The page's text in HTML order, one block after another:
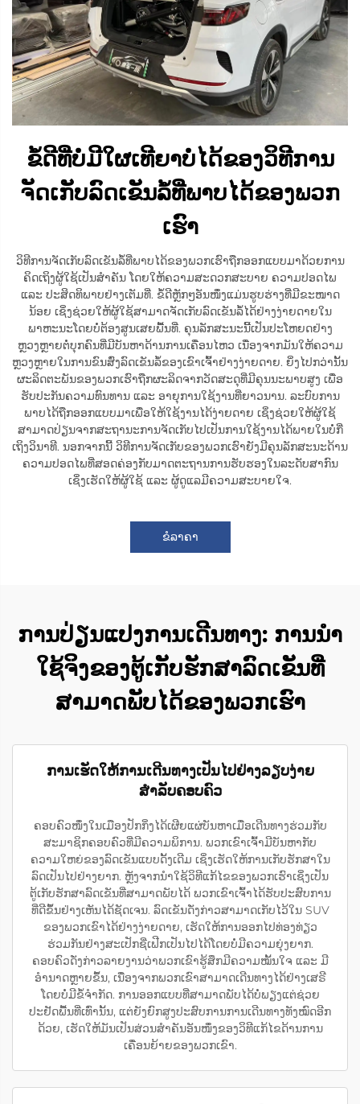
ຂໍ້ດີທີ່ບໍ່ມີໃຜເທີຍາບໍ່ໄດ້ຂອງວິທີການ
ຈັດເກັບລົດເຂັນລໍ້ທີ່ພາບໄດ້ຂອງພວກ
ເຮົາ
ວິທີການຈັດເກັບລົດເຂັນລໍ້ທີ່ພາບໄດ້ຂອງພວກເຮົາຖືກອອກແບບມາດ້ວຍການ
ຄິດເຖິງຜູ້ໃຊ້ເປັນສຳຄັນ ໂດຍໃຫ້ຄວາມສະດວກສະບາຍ ຄວາມປອດໄພ
ແລະ ປະສິດທິພາບຢ່າງເຕັມທີ່. ຂໍ້ດີຫຼັກໆອັນໜຶ່ງແມ່ນຮູບຮ່າງທີ່ມີຂະໜາດ
ນ້ອຍ ເຊິ່ງຊ່ວຍໃຫ້ຜູ້ໃຊ້ສາມາດຈັດເກັບລົດເຂັນລໍ້ໄດ້ຢ່າງງ່າຍດາຍໃນ
ພາຫະນະໂດຍບໍ່ຕ້ອງສູນເສຍພື້ນທີ່. ຄຸນລັກສະນະນີ້ເປັນປະໂຫຍດຢ່າງ
ຫຼວງຫຼາຍຕໍ່ບຸກຄົນທີ່ມີບັນຫາດ້ານການເຄື່ອນໄຫວ ເນື່ອງຈາກມັນໃຫ້ຄວາມ
ຫຼວງຫຼາຍໃນການຂົນສົ່ງລົດເຂັນລໍ້ຂອງເຂົາເຈົ້າຢ່າງງ່າຍດາຍ. ຍິ່ງໄປກວ່ານັ້ນ
ຜະລິດຕະພັນຂອງພວກເຮົາຖືກຜະລິດຈາກວັດສະດຸທີ່ມີຄຸນນະພາບສູງ ເພື່ອ
ຮັບປະກັນຄວາມທົນທານ ແລະ ອາຍຸການໃຊ້ງານທີ່ຍາວນານ. ລະບົບການ
ພາບໄດ້ຖືກອອກແບບມາເພື່ອໃຫ້ໃຊ້ງານໄດ້ງ່າຍດາຍ ເຊິ່ງຊ່ວຍໃຫ້ຜູ້ໃຊ້
ສາມາດປ່ຽນຈາກສະຖານະການຈັດເກັບໄປເປັນການໃຊ້ງານໄດ້ພາຍໃນບໍ່ກີ່
ເຖິງວິນາທີ. ນອກຈາກນີ້ ວິທີການຈັດເກັບຂອງພວກເຮົາຍັງມີຄຸນລັກສະນະດ້ານ
ຄວາມປອດໄພທີ່ສອດຄ່ອງກັບມາດຕະຖານການຮັບຮອງໃນລະດັບສາກົນ
ເຊິ່ງເຮັດໃຫ້ຜູ້ໃຊ້ ແລະ ຜູ້ດູແລມີຄວາມສະບາຍໃຈ.
ຂໍລາຄາ
ການປ່ຽນແປງການເດີນທາງ: ການນຳ
ໃຊ້ຈິງຂອງຕູ້ເກັບຮັກສາລົດເຂັນທີ່
ສາມາດພັບໄດ້ຂອງພວກເຮົາ
ການເຮັດໃຫ້ການເດີນທາງເປັນໄປຢ່າງລຽບງ່າຍ
ສຳລັບຄອບຄົວ
ຄອບຄົວໜຶ່ງໃນເມືອງປັກກິ່ງໄດ້ເຜີຍແຜ່ບັນຫາເມື່ອເດີນທາງຮ່ວມກັບ
ສະມາຊິກຄອບຄົວທີ່ມີຄວາມພິການ. ພວກເຂົາເຈົ້າມີບັນຫາກັບ
ຄວາມໃຫຍ່ຂອງລົດເຂັນແບບດັ້ງເດີມ ເຊິ່ງເຮັດໃຫ້ການເກັບຮັກສາໃນ
ລົດເປັນໄປຢ່າງຍາກ. ຫຼັງຈາກນຳໃຊ້ວິທີແກ້ໄຂຂອງພວກເຮົາເຊິ່ງເປັນ
ຕູ້ເກັບຮັກສາລົດເຂັນທີ່ສາມາດພັບໄດ້ ພວກເຂົາເຈົ້າໄດ້ຮັບປະສົບການ
ທີ່ດີຂຶ້ນຢ່າງເຫັນໄດ້ຊັດເຈນ. ລົດເຂັນດັ່ງກ່າວສາມາດເກັບໄວ້ໃນ SUV
ຂອງພວກເຂົາໄດ້ຢ່າງງ່າຍດາຍ, ເຮັດໃຫ້ການອອກໄປທ່ອງທ່ຽວ
ຮ່ວມກັນຢ່າງສະເປັກຊີ່ເຟີກເປັນໄປໄດ້ໂດຍບໍ່ມີຄວາມຍຸ່ງຍາກ.
ຄອບຄົວດັ່ງກ່າວລາຍງານວ່າພວກເຂົາຮູ້ສຶກມີຄວາມໝັ້ນໃຈ ແລະ ມີ
ອຳນາດຫຼາຍຂຶ້ນ, ເນື່ອງຈາກພວກເຂົາສາມາດເດີນທາງໄດ້ຢ່າງເສຣີ
ໂດຍບໍ່ມີຂໍ້ຈຳກັດ. ການອອກແບບທີ່ສາມາດພັບໄດ້ບໍ່ພຽງແຕ່ຊ່ວຍ
ປະຢັດພື້ນທີ່ເທົ່ານັ້ນ, ແຕ່ຍັງຍົກສູງປະສົບການການເດີນທາງທັງໝົດອີກ
ດ້ວຍ, ເຮັດໃຫ້ມັນເປັນສ່ວນສຳຄັນອັນໜຶ່ງຂອງວິທີແກ້ໄຂດ້ານການ
ເຄື່ອນຍ້າຍຂອງພວກເຂົາ.